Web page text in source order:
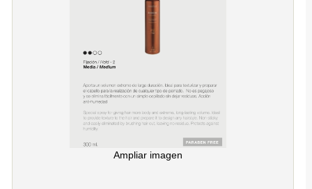
Ampliar imagen